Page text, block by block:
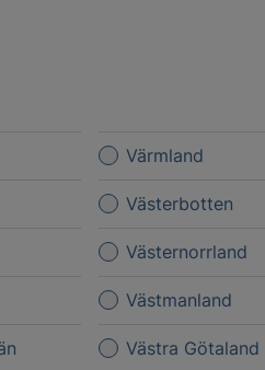
Värmland
Västerbotten
Västernorrland
Västmanland
Västra Götaland